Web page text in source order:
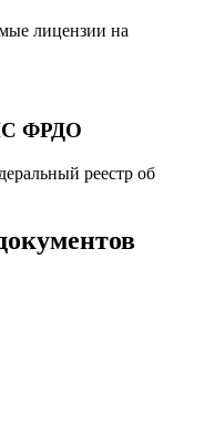
лицензии на
ФРДО
реестр об